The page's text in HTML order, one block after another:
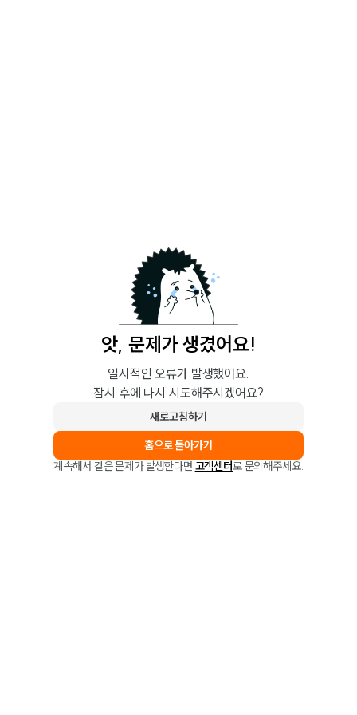
앗, 문제가 생겼어요!
일시적인 오류가 발생했어요.
잠시 후에 다시 시도해주시겠어요?
새로고침하기
홈으로 돌아가기
계속해서 같은 문제가 발생한다면 고객센터로 문의해주세요.